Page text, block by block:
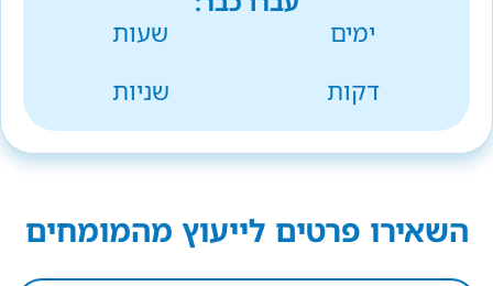
ימים
שעות
דקות
שניות
השאירו פרטים לייעוץ מהמומחים